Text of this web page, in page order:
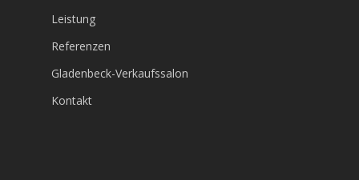
Leistung
Referenzen
Gladenbeck-Verkaufssalon
Kontakt